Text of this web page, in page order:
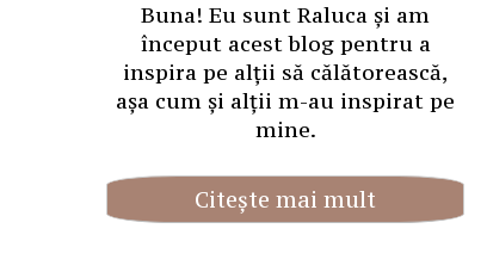
Buna! Eu sunt Raluca și am
început acest blog pentru a
inspira pe alții să călătorească,
așa cum și alții m-au inspirat pe
mine.
Citește mai mult